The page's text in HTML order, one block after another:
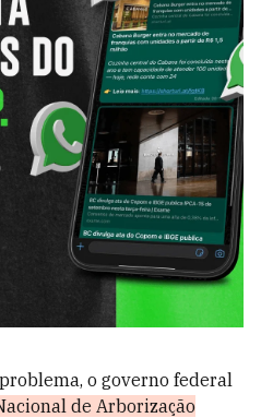
o governo federal
de Arborização